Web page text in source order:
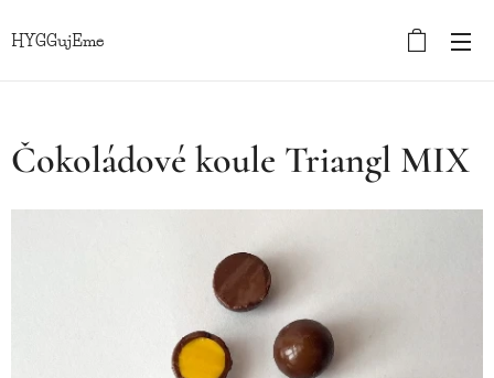
HYGGujEme
Čokoládové koule Triangl MIX